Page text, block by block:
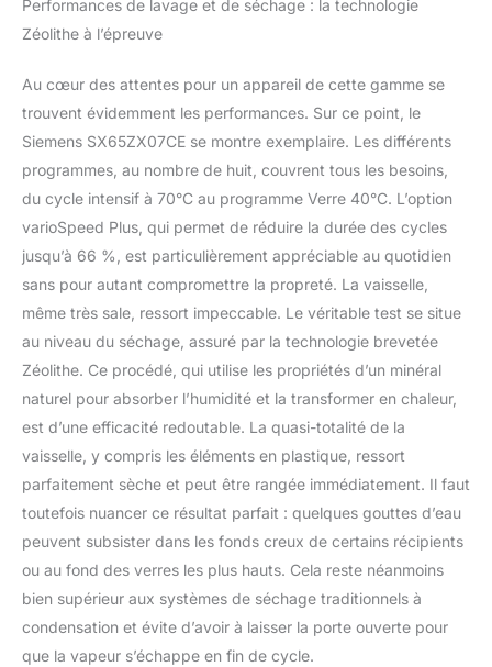
Performances de lavage et de séchage : la technologie
Zéolithe à l’épreuve
Au cœur des attentes pour un appareil de cette gamme se
trouvent évidemment les performances. Sur ce point, le
Siemens SX65ZX07CE se montre exemplaire. Les différents
programmes, au nombre de huit, couvrent tous les besoins,
du cycle intensif à 70°C au programme Verre 40°C. L’option
varioSpeed Plus, qui permet de réduire la durée des cycles
jusqu’à 66 %, est particulièrement appréciable au quotidien
sans pour autant compromettre la propreté. La vaisselle,
même très sale, ressort impeccable. Le véritable test se situe
au niveau du séchage, assuré par la technologie brevetée
Zéolithe. Ce procédé, qui utilise les propriétés d’un minéral
naturel pour absorber l’humidité et la transformer en chaleur,
est d’une efficacité redoutable. La quasi-totalité de la
vaisselle, y compris les éléments en plastique, ressort
parfaitement sèche et peut être rangée immédiatement. Il faut
toutefois nuancer ce résultat parfait : quelques gouttes d’eau
peuvent subsister dans les fonds creux de certains récipients
ou au fond des verres les plus hauts. Cela reste néanmoins
bien supérieur aux systèmes de séchage traditionnels à
condensation et évite d’avoir à laisser la porte ouverte pour
que la vapeur s’échappe en fin de cycle.